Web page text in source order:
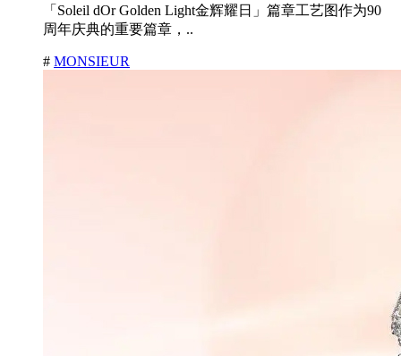
「Soleil dOr Golden Light金辉耀日」篇章工艺图作为90
周年庆典的重要篇章，..
# MONSIEUR